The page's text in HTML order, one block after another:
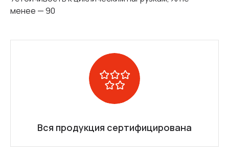
менее — 90
Вся продукция сертифицирована